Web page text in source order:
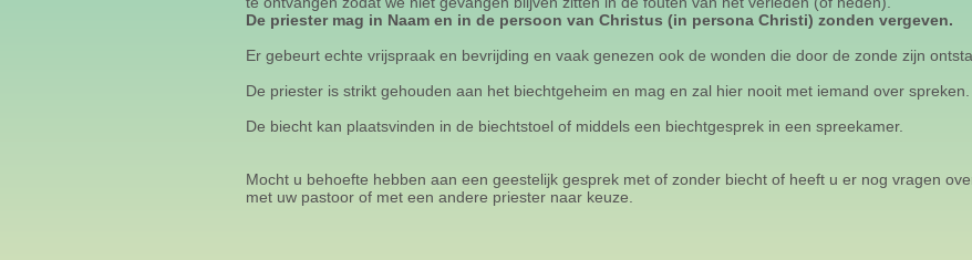
De priester mag in Naam en in de persoon van Christus (in persona Christi) zonden vergeven.
Er gebeurt echte vrijspraak en bevrijding en vaak genezen ook de wonden die door de zonde zijn
De priester is strikt gehouden aan het biechtgeheim en mag en zal hier nooit met iemand over spreken.
De biecht kan plaatsvinden in de biechtstoel of middels een biechtgesprek in een spreekamer.
Mocht u behoefte hebben aan een geestelijk gesprek met of zonder biecht of heeft u er nog vragen
met uw pastoor of met een andere priester naar keuze.